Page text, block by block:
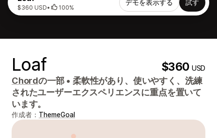
$360 USD• 100%
デモを表示する 試す
Loaf $360USD
Chordの一部 • 柔軟性があり、使いやすく、洗練
されたユーザーエクスペリエンスに重点を置いて
います。
作成者： ThemeGoal